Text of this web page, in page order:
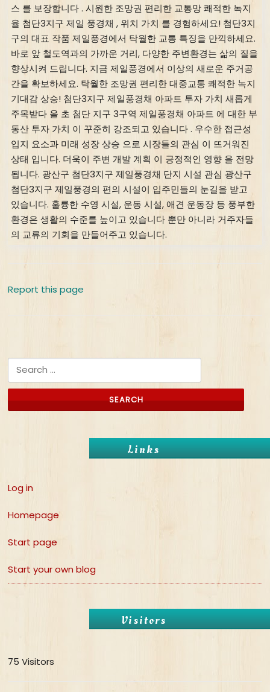
스 를 보장합니다 . 시원한 조망권 편리한 교통망 쾌적한 녹지
율 첨단3지구 제일 풍경채 , 위치 가치 를 경험하세요! 첨단3지
구의 대표 작품 제일풍경에서 탁월한 교통 특징을 만끽하세요.
바로 앞 철도역과의 가까운 거리, 다양한 주변환경는 삶의 질을
향상시켜 드립니다. 지금 제일풍경에서 이상의 새로운 주거공
간을 확보하세요. 탁월한 조망권 편리한 대중교통 쾌적한 녹지
기대감 상승! 첨단3지구 제일풍경채 아파트 투자 가치 새롭게
주목받다 올 초 첨단 지구 3구역 제일풍경채 아파트 에 대한 부
동산 투자 가치 이 꾸준히 강조되고 있습니다 . 우수한 접근성
입지 요소과 미래 성장 상승 으로 시장들의 관심 이 뜨거워진
상태 입니다. 더욱이 주변 개발 계획 이 긍정적인 영향 을 전망
됩니다. 광산구 첨단3지구 제일풍경채 단지 시설 관심 광산구
첨단3지구 제일풍경의 편의 시설이 입주민들의 눈길을 받고
있습니다. 훌륭한 수영 시설, 운동 시설, 애견 운동장 등 풍부한
환경은 생활의 수준를 높이고 있습니다 뿐만 아니라 거주자들
의 교류의 기회을 만들어주고 있습니다.
Report this page
Search for:
Links
Log in
Homepage
Start page
Start your own blog
Visitors
75 Visitors